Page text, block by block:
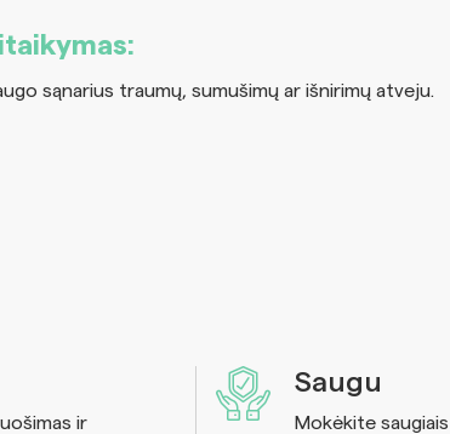
sąnarius traumų, sumušimų ar išnirimų atveju.
ir
Saugu
Mokėkite